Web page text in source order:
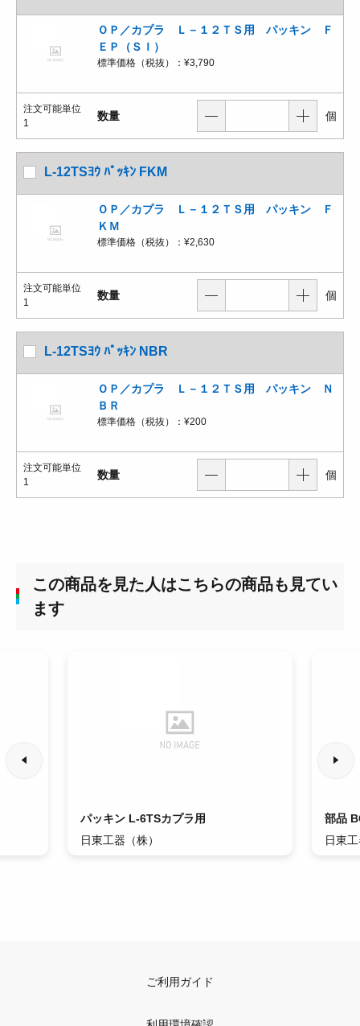
ＯＰ／カプラ Ｌ－１２ＴＳ用 パッキン Ｆ
ＥＰ（ＳＩ）
標準価格（税抜）： ¥3,790
注文可能単位
1
数量 個
L-12TSﾖｳ ﾊﾟｯｷﾝ FKM
ＯＰ／カプラ Ｌ－１２ＴＳ用 パッキン Ｆ
ＫＭ
標準価格（税抜）： ¥2,630
注文可能単位
1
数量 個
L-12TSﾖｳ ﾊﾟｯｷﾝ NBR
ＯＰ／カプラ Ｌ－１２ＴＳ用 パッキン Ｎ
ＢＲ
標準価格（税抜）： ¥200
注文可能単位
1
数量 個
この商品を見た人はこちらの商品も見てい
ます
パッキン L-6TSカプラ用
日東工器（株）
部品
日東
ご利用ガイド